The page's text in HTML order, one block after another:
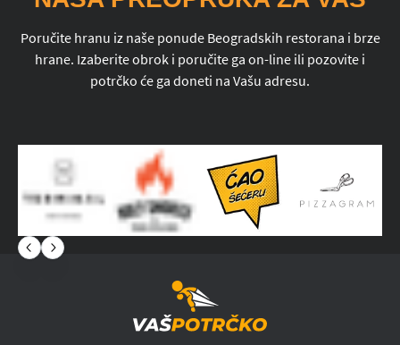
Poručite hranu iz naše ponude Beogradskih restorana i brze
hrane. Izaberite obrok i poručite ga on-line ili pozovite i
potrčko će ga doneti na Vašu adresu.